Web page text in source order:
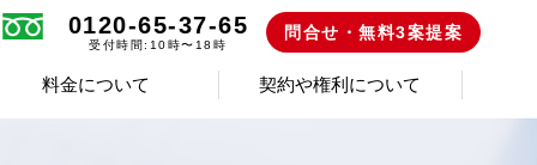
0120-65-37-65
受付時間:10時〜18時
問合せ・無料3案提案
料金について 契約や権利について